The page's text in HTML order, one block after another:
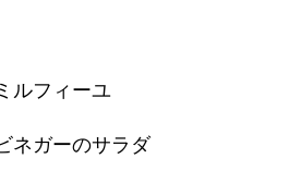
ルフィーユ
ネガーのサラダ